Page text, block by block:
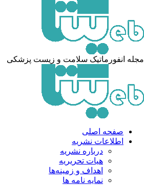
مجله انفورماتیک سلامت و زیست پزشکی
صفحه اصلی
اطلاعات نشریه
درباره نشریه
هیات تحریریه
اهداف و زمینه‌ها
نمایه نامه ها